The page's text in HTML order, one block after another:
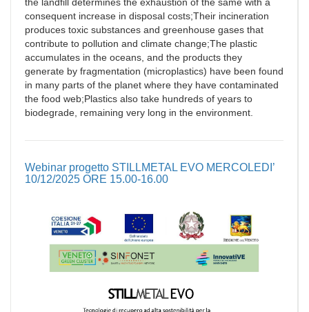
consequent increase in disposal costs;Their incineration
produces toxic substances and greenhouse gases that
contribute to pollution and climate change;The plastic
accumulates in the oceans, and the products they
generate by fragmentation (microplastics) have been found
in many parts of the planet where they have contaminated
the food web;Plastics also take hundreds of years to
biodegrade, remaining very long in the environment.
Webinar progetto STILLMETAL EVO MERCOLEDI’
10/12/2025 ORE 15.00-16.00